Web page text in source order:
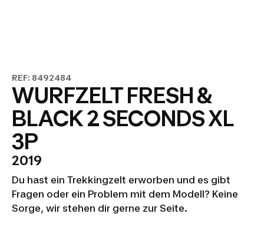
REF: 8492484
WURFZELT FRESH &
BLACK 2 SECONDS XL
3P
2019
Du hast ein Trekkingzelt erworben und es gibt
Fragen oder ein Problem mit dem Modell? Keine
Sorge, wir stehen dir gerne zur Seite.